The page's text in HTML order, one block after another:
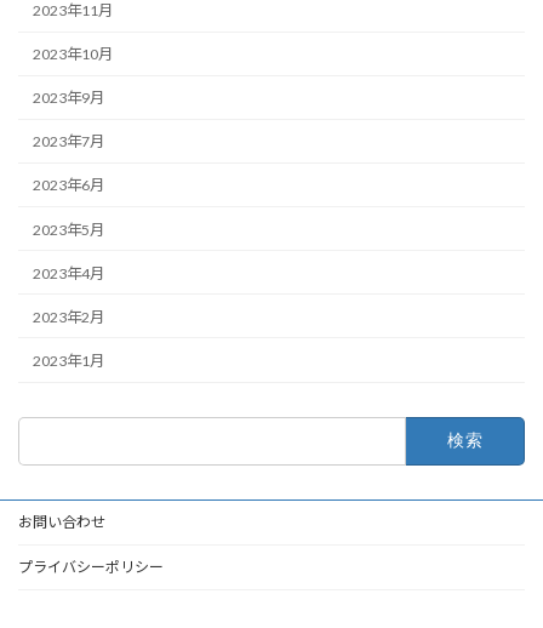
2023年11月
2023年10月
2023年9月
2023年7月
2023年6月
2023年5月
2023年4月
2023年2月
2023年1月
お問い合わせ
プライバシーポリシー